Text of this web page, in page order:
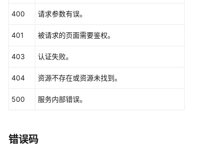
request :=
	request.CaId =
"{ca_id}"
	response, err := client.DisableCertificateAuthorityCrl(request)
        fmt.Printf(
"%+v\n"
        fmt.Println(err)
400 请求参数有误。
401 被请求的页面需要鉴权。
403 认证失败。
404 资源不存在或资源未找到。
500 服务内部错误。
错误码